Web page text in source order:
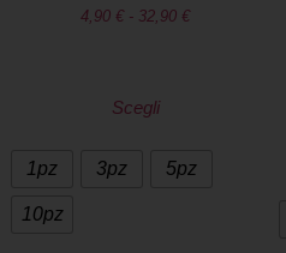
4,90 € - 32,90 €
Scegli
1pz 3pz 5pz
10pz